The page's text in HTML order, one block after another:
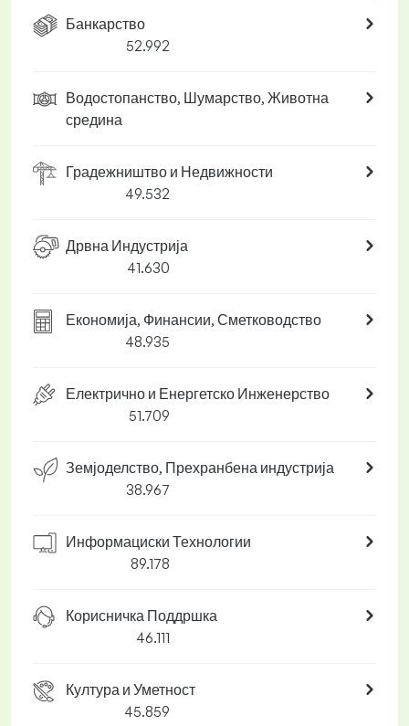
Банкарство
52.992
Водостопанство, Шумарство, Животна
средина
Градежништво и Недвижности
49.532
Дрвна Индустрија
41.630
Економија, Финансии, Сметководство
48.935
Електрично и Енергетско Инженерство
51.709
Земјоделство, Прехранбена индустрија
38.967
Информациски Технологии
89.178
Корисничка Поддршка
46.111
Култура и Уметност
45.859